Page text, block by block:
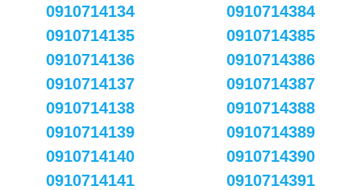
0910714134
0910714135
0910714136
0910714137
0910714138
0910714139
0910714140
0910714141
0910714384
0910714385
0910714386
0910714387
0910714388
0910714389
0910714390
0910714391